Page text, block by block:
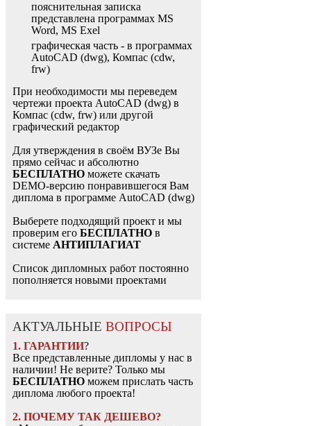
пояснительная записка
представлена программах MS
Word, MS Exel
графическая часть - в программах
AutoCAD (dwg), Компас (cdw,
frw)
При необходимости мы переведем
чертежи проекта AutoCAD (dwg) в
Компас (cdw, frw) или другой
графический редактор
Для утверждения в своём ВУЗе Вы
прямо сейчас и абсолютно
БЕСПЛАТНО можете скачать
DEMO-версию понравившегося Вам
диплома в программе AutoCAD (dwg)
Выберете подходящий проект и мы
проверим его БЕСПЛАТНО в
системе АНТИПЛАГИАТ
Список дипломных работ постоянно
пополняется новыми проектами
АКТУАЛЬНЫЕ ВОПРОСЫ
1. ГАРАНТИИ?
Все представленные дипломы у нас в
наличии! Не верите? Только мы
БЕСПЛАТНО можем прислать часть
диплома любого проекта!
2. ПОЧЕМУ ТАК ДЕШЕВО?